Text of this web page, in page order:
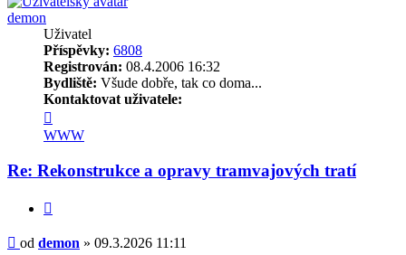
demon
Uživatel
Příspěvky: 6808
Registrován: 08.4.2006 16:32
Bydliště: Všude dobře, tak co doma...
Kontaktovat uživatele:
uživatele
demon
WWW
Re: Rekonstrukce a opravy tramvajových tratí
Příspěvek
od demon » 09.3.2026 11:11